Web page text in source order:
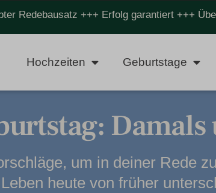
Redebausatz +++ Erfolg garantiert +++
Hochzeiten Geburtstage
um in deiner Rede
heute von früher